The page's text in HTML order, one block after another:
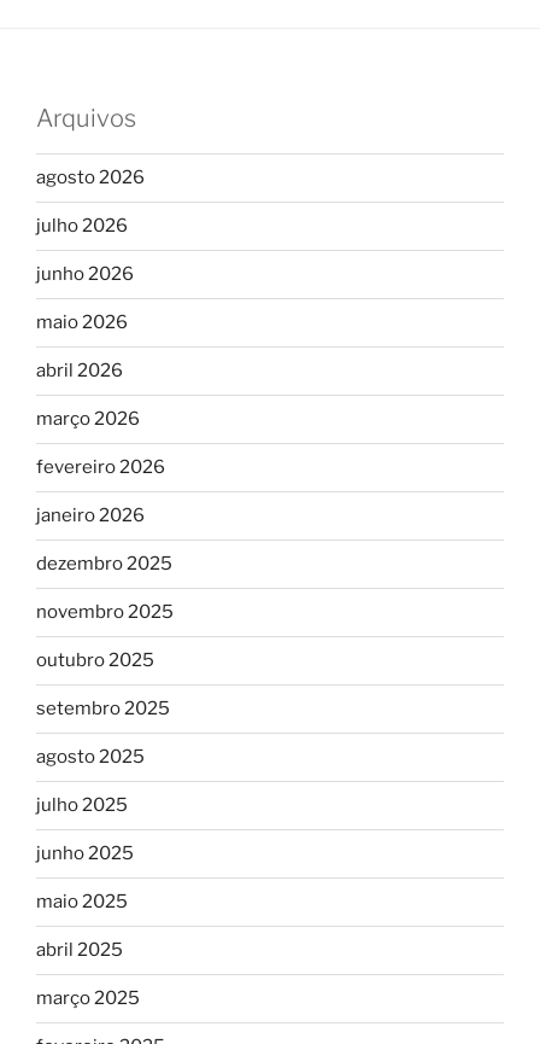
Arquivos
agosto 2026
julho 2026
junho 2026
maio 2026
abril 2026
março 2026
fevereiro 2026
janeiro 2026
dezembro 2025
novembro 2025
outubro 2025
setembro 2025
agosto 2025
julho 2025
junho 2025
maio 2025
abril 2025
março 2025